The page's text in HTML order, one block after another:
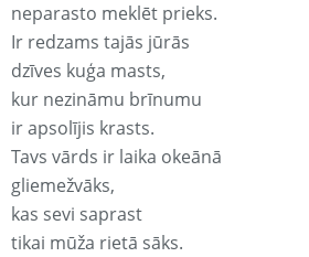
neparasto meklēt prieks.
Ir redzams tajās jūrās
dzīves kuģa masts,
kur nezināmu brīnumu
ir apsolījis krasts.
Tavs vārds ir laika okeānā
gliemežvāks,
kas sevi saprast
tikai mūža rietā sāks.